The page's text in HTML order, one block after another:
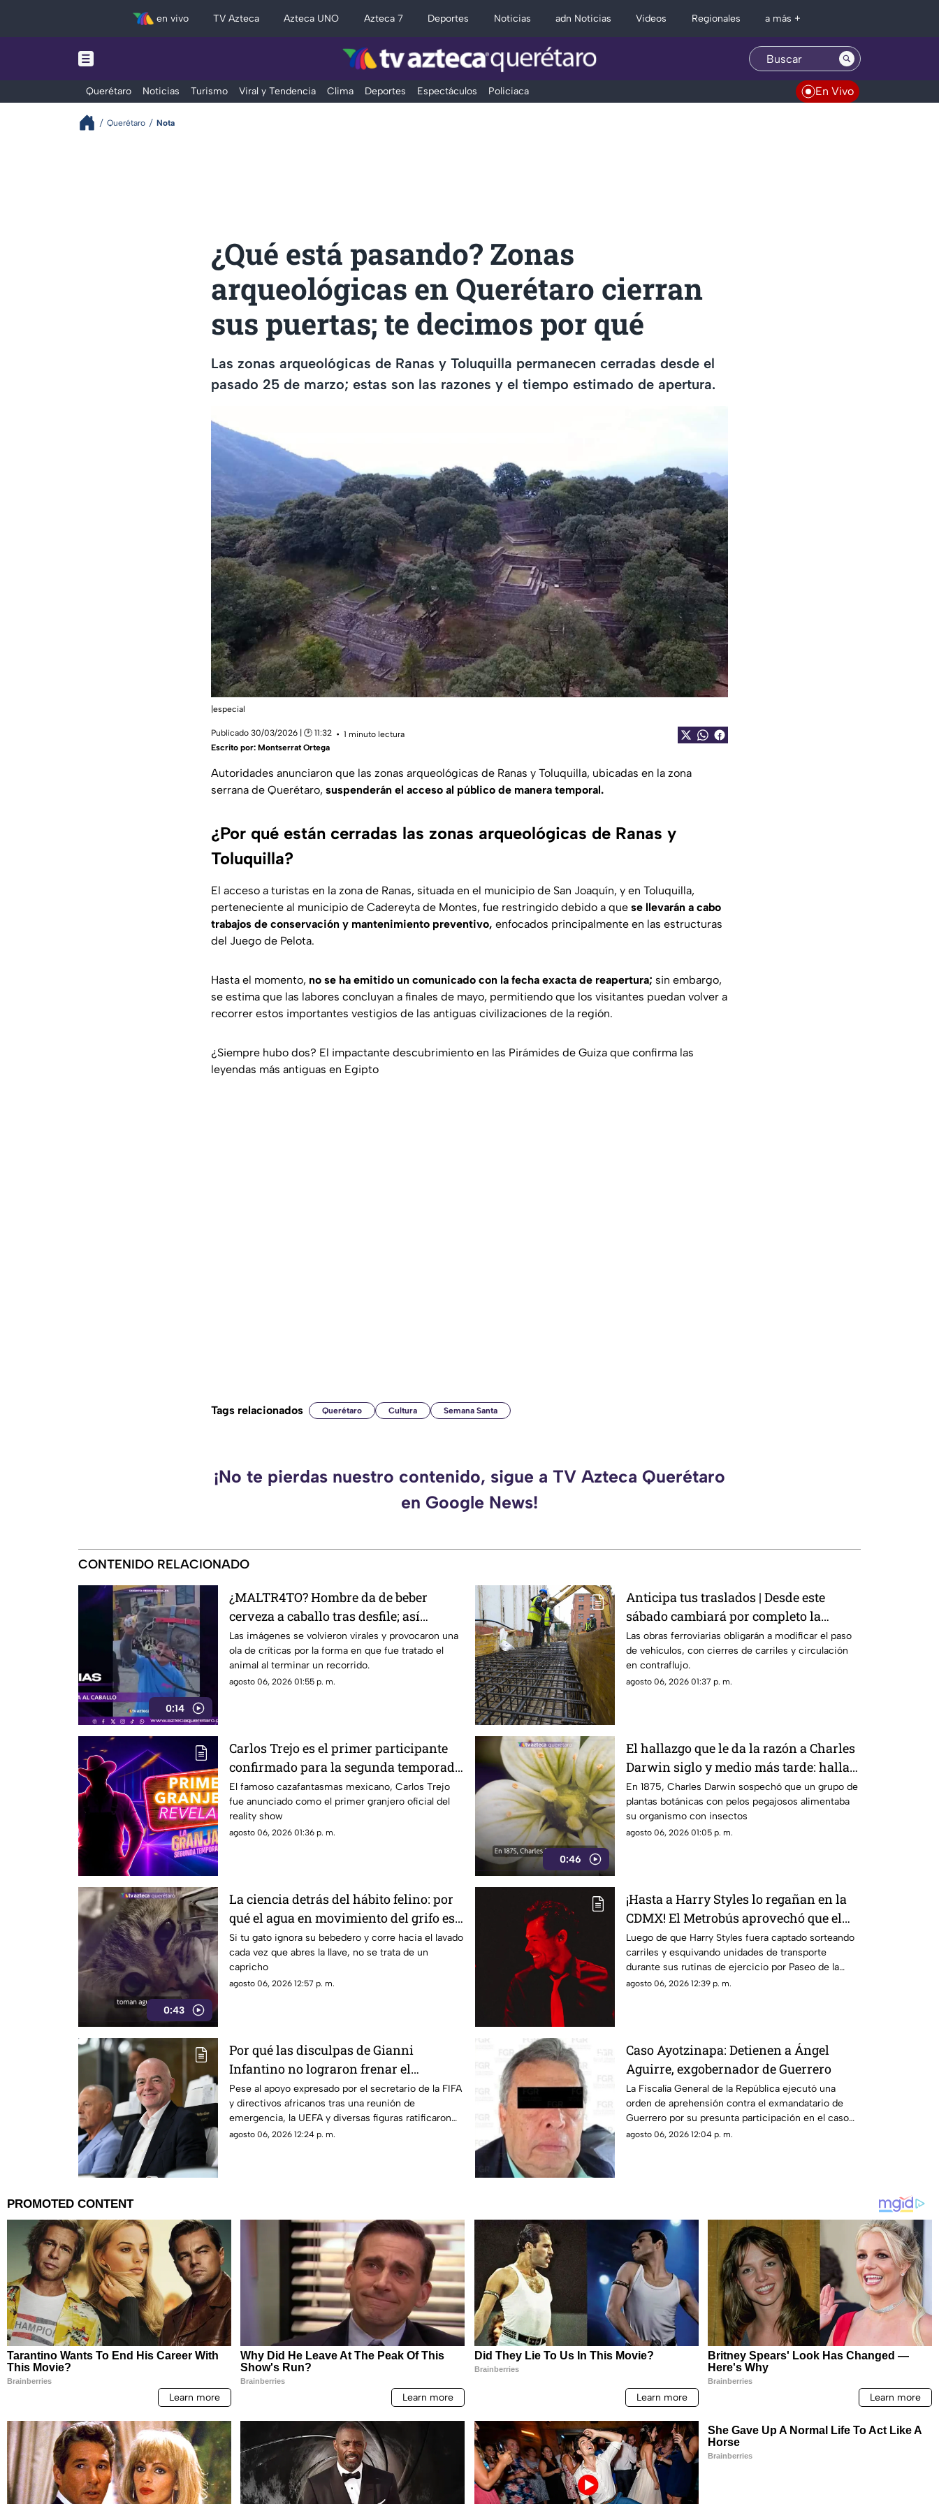
en vivo TV Azteca Azteca UNO Azteca 7 Deportes Noticias adn Noticias Videos Regionales a más +
Querétaro Noticias Turismo Viral y Tendencia Clima Deportes Espectáculos Policiaca En Vivo
Querétaro Nota
¿Qué está pasando? Zonas
arqueológicas en Querétaro cierran
sus puertas; te decimos por qué
Las zonas arqueológicas de Ranas y Toluquilla permanecen cerradas desde el
pasado 25 de marzo; estas son las razones y el tiempo estimado de apertura.
|especial
Publicado 30/03/2026 | 🕑 11:32
1 minuto lectura
Escrito por: Montserrat Ortega
Autoridades anunciaron que las zonas arqueológicas de Ranas y Toluquilla, ubicadas en la zona
serrana de Querétaro, suspenderán el acceso al público de manera temporal.
¿Por qué están cerradas las zonas arqueológicas de Ranas y
Toluquilla?
El acceso a turistas en la zona de Ranas, situada en el municipio de San Joaquín, y en Toluquilla,
perteneciente al municipio de Cadereyta de Montes, fue restringido debido a que se llevarán a cabo
trabajos de conservación y mantenimiento preventivo, enfocados principalmente en las estructuras
del Juego de Pelota.
Hasta el momento, no se ha emitido un comunicado con la fecha exacta de reapertura; sin embargo,
se estima que las labores concluyan a finales de mayo, permitiendo que los visitantes puedan volver a
recorrer estos importantes vestigios de las antiguas civilizaciones de la región.
¿Siempre hubo dos? El impactante descubrimiento en las Pirámides de Guiza que confirma las
leyendas más antiguas en Egipto
Tags relacionados Querétaro Cultura Semana Santa
¡No te pierdas nuestro contenido, sigue a TV Azteca Querétaro
en Google News!
CONTENIDO RELACIONADO
0:14
¿MALTR4TO? Hombre da de beber
cerveza a caballo tras desfile; así
reaccionó el animal
Las imágenes se volvieron virales y provocaron una
ola de críticas por la forma en que fue tratado el
animal al terminar un recorrido.
agosto 06, 2026 01:55 p. m.
Anticipa tus traslados | Desde este
sábado cambiará por completo la
circulación en Bernardo Quintana
Las obras ferroviarias obligarán a modificar el paso
de vehículos, con cierres de carriles y circulación
en contraflujo.
agosto 06, 2026 01:37 p. m.
Carlos Trejo es el primer participante
confirmado para la segunda temporada
de 'La Granja VIP’
El famoso cazafantasmas mexicano, Carlos Trejo
fue anunciado como el primer granjero oficial del
reality show
agosto 06, 2026 01:36 p. m.
0:46
El hallazgo que le da la razón a Charles
Darwin siglo y medio más tarde: hallan
rara planta carnívora
En 1875, Charles Darwin sospechó que un grupo de
plantas botánicas con pelos pegajosos alimentaba
su organismo con insectos
agosto 06, 2026 01:05 p. m.
0:43
La ciencia detrás del hábito felino: por
qué el agua en movimiento del grifo es
irresistible para los gatos
Si tu gato ignora su bebedero y corre hacia el lavado
cada vez que abres la llave, no se trata de un
capricho
agosto 06, 2026 12:57 p. m.
¡Hasta a Harry Styles lo regañan en la
CDMX! El Metrobús aprovechó que el
cantante salió a correr por Reforma
para darle un consejo vial
Luego de que Harry Styles fuera captado sorteando
carriles y esquivando unidades de transporte
durante sus rutinas de ejercicio por Paseo de la
Reforma, el organismo pidió respetar las reglas
agosto 06, 2026 12:39 p. m.
Por qué las disculpas de Gianni
Infantino no lograron frenar el
posicionamiento de la UEFA
Pese al apoyo expresado por el secretario de la FIFA
y directivos africanos tras una reunión de
emergencia, la UEFA y diversas figuras ratificaron
su rechazo a la gestión de Gianni Infantino
agosto 06, 2026 12:24 p. m.
Caso Ayotzinapa: Detienen a Ángel
Aguirre, exgobernador de Guerrero
La Fiscalía General de la República ejecutó una
orden de aprehensión contra el exmandatario de
Guerrero por su presunta participación en el caso
de Ayotzinapa
agosto 06, 2026 12:04 p. m.